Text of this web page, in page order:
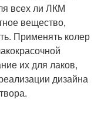
всех ли ЛКМ
вещество,
Применять колер
их для лаков,
дизайна